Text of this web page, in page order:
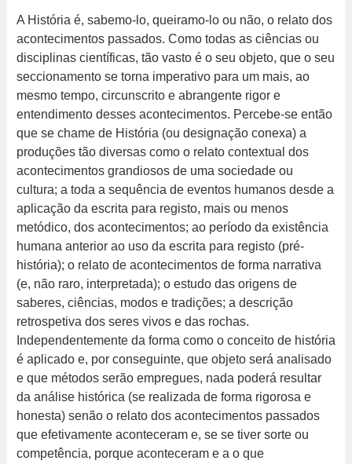
A História é, sabemo-lo, queiramo-lo ou não, o relato dos
acontecimentos passados. Como todas as ciências ou
disciplinas científicas, tão vasto é o seu objeto, que o seu
seccionamento se torna imperativo para um mais, ao
mesmo tempo, circunscrito e abrangente rigor e
entendimento desses acontecimentos. Percebe-se então
que se chame de História (ou designação conexa) a
produções tão diversas como o relato contextual dos
acontecimentos grandiosos de uma sociedade ou
cultura; a toda a sequência de eventos humanos desde a
aplicação da escrita para registo, mais ou menos
metódico, dos acontecimentos; ao período da existência
humana anterior ao uso da escrita para registo (pré-
história); o relato de acontecimentos de forma narrativa
(e, não raro, interpretada); o estudo das origens de
saberes, ciências, modos e tradições; a descrição
retrospetiva dos seres vivos e das rochas.
Independentemente da forma como o conceito de história
é aplicado e, por conseguinte, que objeto será analisado
e que métodos serão empregues, nada poderá resultar
da análise histórica (se realizada de forma rigorosa e
honesta) senão o relato dos acontecimentos passados
que efetivamente aconteceram e, se se tiver sorte ou
competência, porque aconteceram e a o que